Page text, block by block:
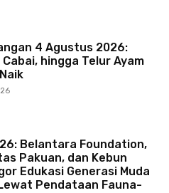
4 Agustus 2026:
Cabai, hingga Telur Ayam
Belantara Foundation,
Pakuan, dan Kebun
Edukasi Generasi Muda
Pendataan Fauna-